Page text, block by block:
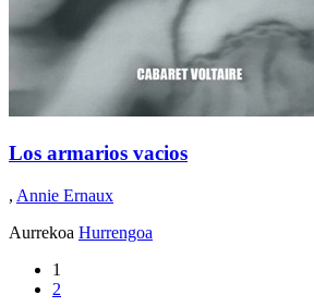
Los armarios vacios
, Annie Ernaux
Aurrekoa Hurrengoa
1
2